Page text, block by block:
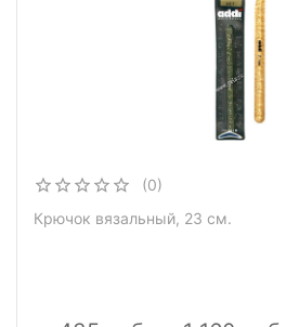
(0)
Крючок вязальный, 23 см.